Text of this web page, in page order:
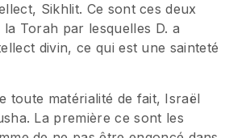
Sikhlit. Ce sont ces deux
Torah par lesquelles D. a
divin, ce qui est une sainteté
toute matérialité de fait, Israël
La première ce sont les